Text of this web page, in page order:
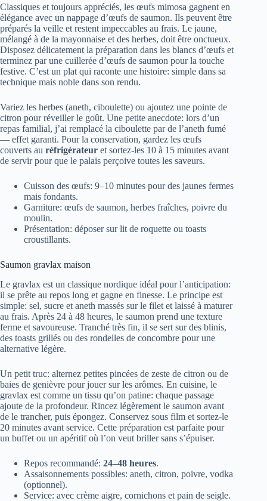
Classiques et toujours appréciés, les œufs mimosa gagnent en
élégance avec un nappage d’œufs de saumon. Ils peuvent être
préparés la veille et restent impeccables au frais. Le jaune,
mélangé à de la mayonnaise et des herbes, doit être onctueux.
Disposez délicatement la préparation dans les blancs d’œufs et
terminez par une cuillerée d’œufs de saumon pour la touche
festive. C’est un plat qui raconte une histoire: simple dans sa
technique mais noble dans son rendu.
Variez les herbes (aneth, ciboulette) ou ajoutez une pointe de
citron pour réveiller le goût. Une petite anecdote: lors d’un
repas familial, j’ai remplacé la ciboulette par de l’aneth fumé
— effet garanti. Pour la conservation, gardez les œufs
couverts au réfrigérateur et sortez-les 10 à 15 minutes avant
de servir pour que le palais perçoive toutes les saveurs.
Cuisson des œufs: 9–10 minutes pour des jaunes fermes
mais fondants.
Garniture: œufs de saumon, herbes fraîches, poivre du
moulin.
Présentation: déposer sur lit de roquette ou toasts
croustillants.
Saumon gravlax maison
Le gravlax est un classique nordique idéal pour l’anticipation:
il se prête au repos long et gagne en finesse. Le principe est
simple: sel, sucre et aneth massés sur le filet et laissé à maturer
au frais. Après 24 à 48 heures, le saumon prend une texture
ferme et savoureuse. Tranché très fin, il se sert sur des blinis,
des toasts grillés ou des rondelles de concombre pour une
alternative légère.
Un petit truc: alternez petites pincées de zeste de citron ou de
baies de genièvre pour jouer sur les arômes. En cuisine, le
gravlax est comme un tissu qu’on patine: chaque passage
ajoute de la profondeur. Rincez légèrement le saumon avant
de le trancher, puis épongez. Conservez sous film et sortez-le
20 minutes avant service. Cette préparation est parfaite pour
un buffet ou un apéritif où l’on veut briller sans s’épuiser.
Repos recommandé: 24–48 heures.
Assaisonnements possibles: aneth, citron, poivre, vodka
(optionnel).
Service: avec crème aigre, cornichons et pain de seigle.